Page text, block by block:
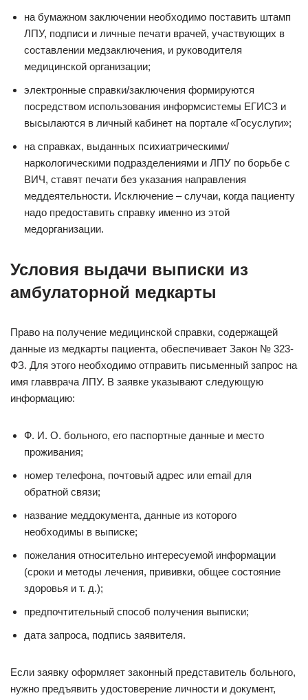
на бумажном заключении необходимо поставить штамп
ЛПУ, подписи и личные печати врачей, участвующих в
составлении медзаключения, и руководителя
медицинской организации;
электронные справки/заключения формируются
посредством использования информсистемы ЕГИСЗ и
высылаются в личный кабинет на портале «Госуслуги»;
на справках, выданных психиатрическими/
наркологическими подразделениями и ЛПУ по борьбе с
ВИЧ, ставят печати без указания направления
меддеятельности. Исключение – случаи, когда пациенту
надо предоставить справку именно из этой
медорганизации.
Условия выдачи выписки из
амбулаторной медкарты
Право на получение медицинской справки, содержащей
данные из медкарты пациента, обеспечивает Закон № 323-
ФЗ. Для этого необходимо отправить письменный запрос на
имя главврача ЛПУ. В заявке указывают следующую
информацию:
Ф. И. О. больного, его паспортные данные и место
проживания;
номер телефона, почтовый адрес или email для
обратной связи;
название меддокумента, данные из которого
необходимы в выписке;
пожелания относительно интересуемой информации
(сроки и методы лечения, прививки, общее состояние
здоровья и т. д.);
предпочтительный способ получения выписки;
дата запроса, подпись заявителя.
Если заявку оформляет законный представитель больного,
нужно предъявить удостоверение личности и документ,